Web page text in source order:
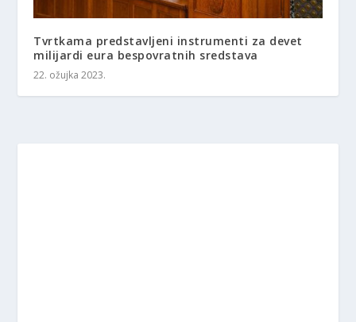
Tvrtkama predstavljeni instrumenti za devet
milijardi eura bespovratnih sredstava
22. ožujka 2023.